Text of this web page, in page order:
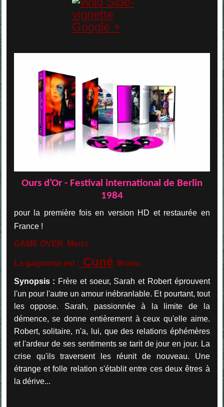
Ours d’Or - Festival international de Berlin
1984
pour la première fois en version HD et restaurée en
France !
GAME OVER. Merci.
La gagnante est : Cuné. Bravo.
Synopsis : Frère et soeur, Sarah et Robert éprouvent
l'un pour l'autre un amour inébranlable. Et pourtant, tout
les oppose. Sarah, passionnée à la limite de la
démence, se donne entièrement à ceux qu'elle aime.
Robert, solitaire, n'a, lui, que des relations éphémères
et l'ardeur de ses sentiments se tarit de jour en jour. La
crise qu'ils traversent les réunit de nouveau. Une
étrange et folle relation s'établit entre ces deux êtres à
la dérive...